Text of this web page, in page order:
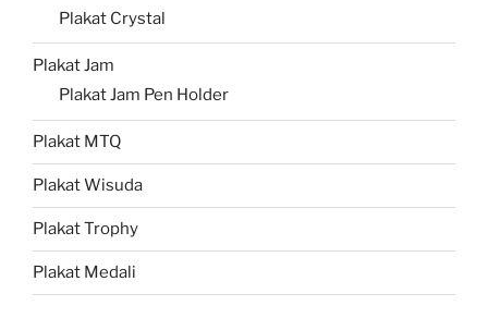
Plakat Crystal
Plakat Jam
Plakat Jam Pen Holder
Plakat MTQ
Plakat Wisuda
Plakat Trophy
Plakat Medali